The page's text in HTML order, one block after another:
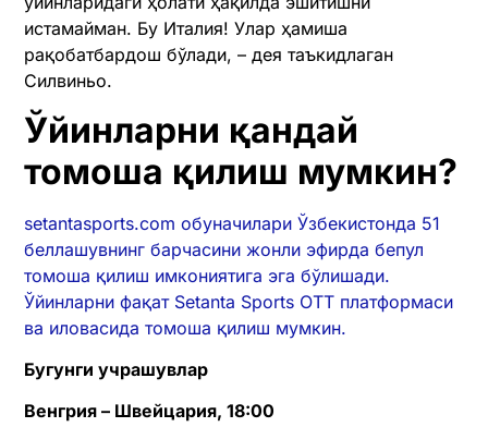
истамайман. Бу Италия! Улар ҳамиша
рақобатбардош бўлади, – дея таъкидлаган
Силвиньо.
Ўйинларни қандай
томоша қилиш мумкин?
setantasports.com обуначилари Ўзбекистонда 51
беллашувнинг барчасини жонли эфирда бепул
томоша қилиш имкониятига эга бўлишади.
Ўйинларни фақат Setanta Sports ОТТ платформаси
ва иловасида томоша қилиш мумкин.
Бугунги учрашувлар
Венгрия – Швейцария, 18:00